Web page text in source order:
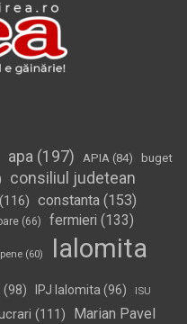
apa (197) APIA (84)
buget
consiliul judetean
(116) constanta (153)
(66) fermieri (133)
(60)
Ialomita
(98) IPJ Ialomita (96) ISU
(111)
Marian Pavel